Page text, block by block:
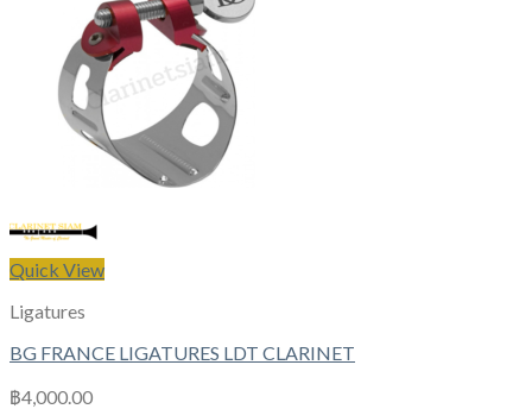
Quick View
Ligatures
BG FRANCE LIGATURES LDT CLARINET
฿4,000.00